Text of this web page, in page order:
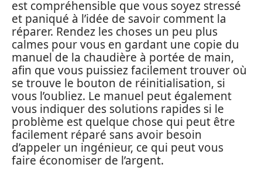
est compréhensible que vous soyez stressé
et paniqué à l’idée de savoir comment la
réparer. Rendez les choses un peu plus
calmes pour vous en gardant une copie du
manuel de la chaudière à portée de main,
afin que vous puissiez facilement trouver où
se trouve le bouton de réinitialisation, si
vous l’oubliez. Le manuel peut également
vous indiquer des solutions rapides si le
problème est quelque chose qui peut être
facilement réparé sans avoir besoin
d’appeler un ingénieur, ce qui peut vous
faire économiser de l’argent.